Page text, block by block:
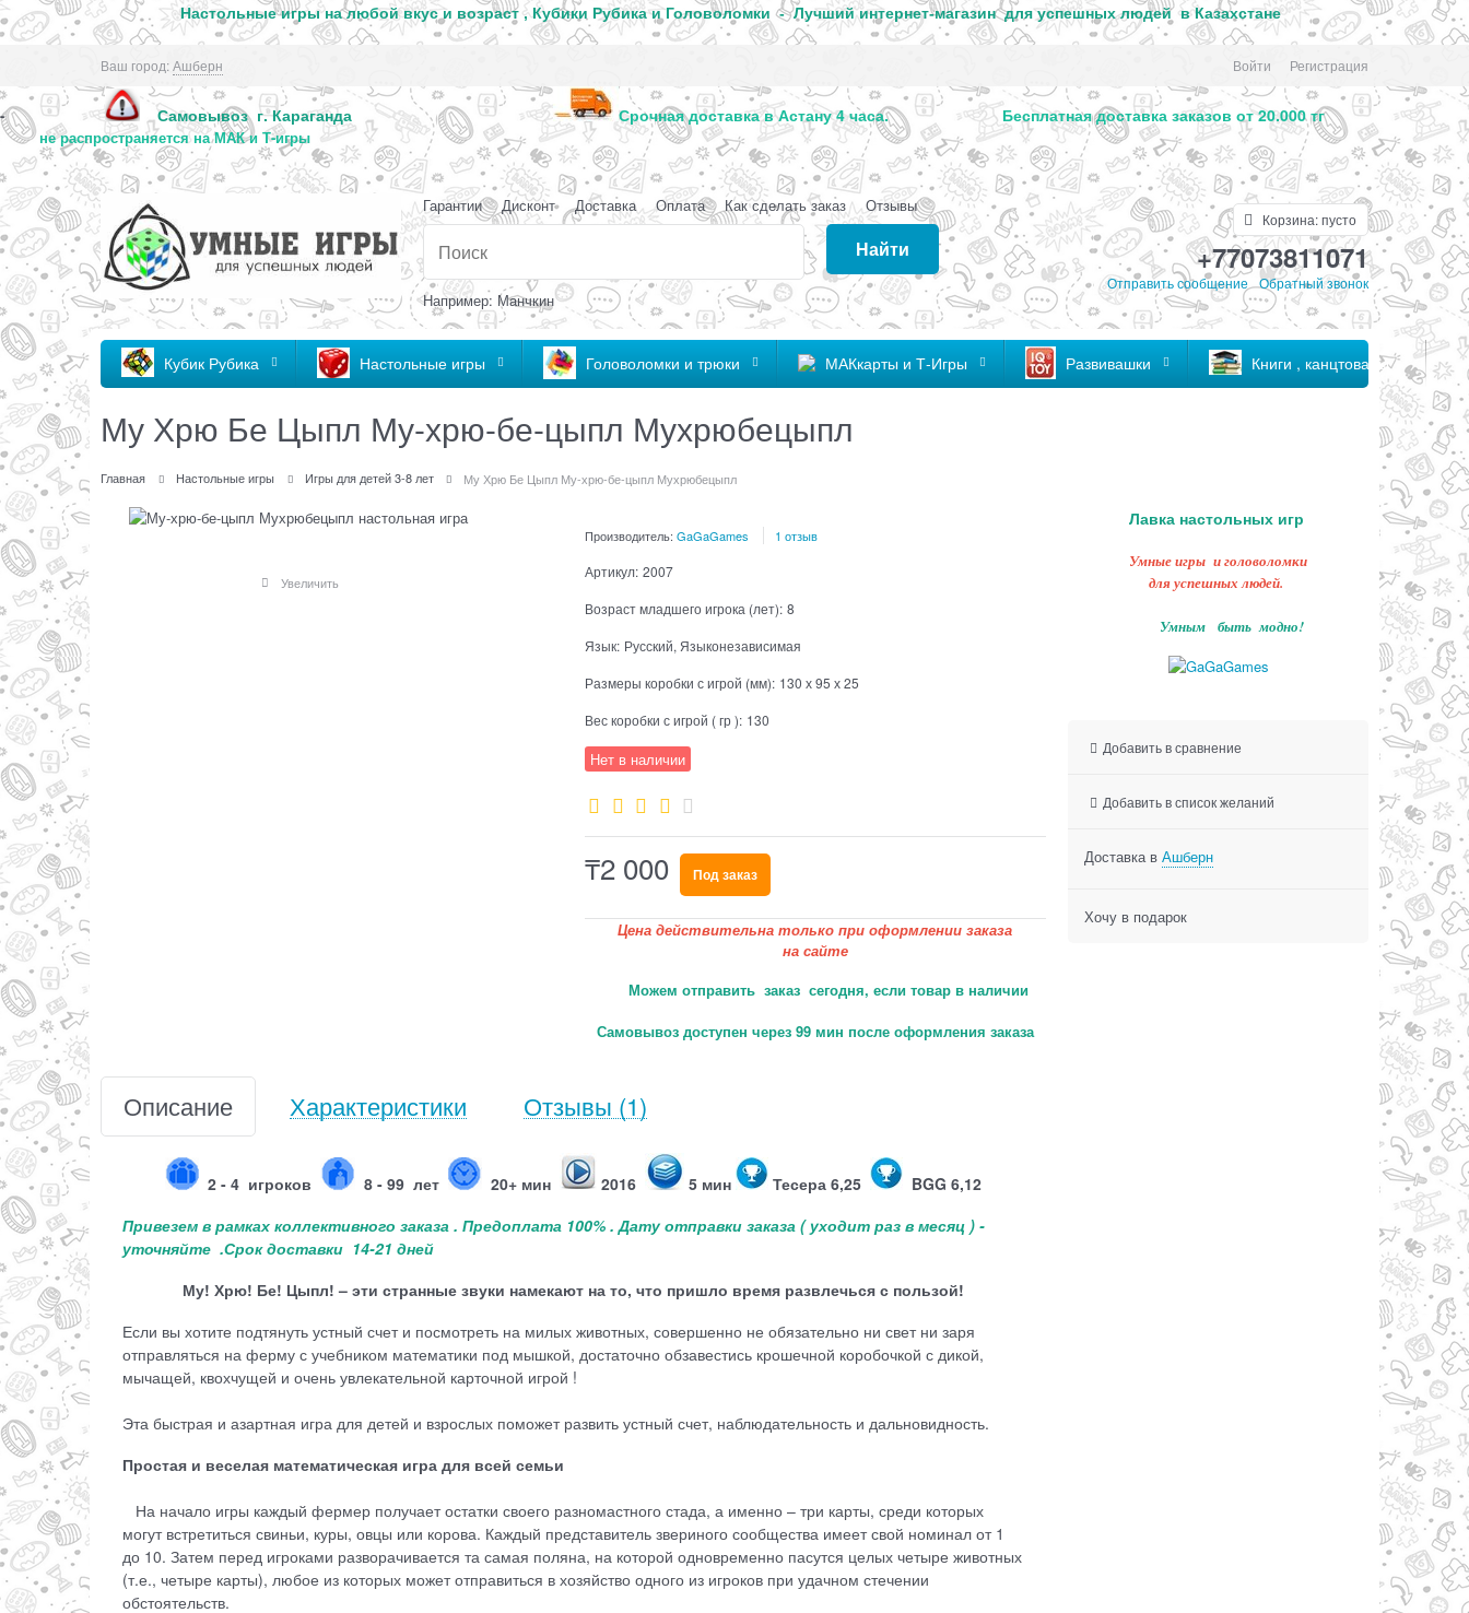
Настольные игры на любой вкус и возраст , Кубики Рубика и Головоломки - Лучший интернет-магазин для успешных людей в Казахстане
Ваш город:Ашберн Войти Регистрация
- Самовывоз г. Караганда Срочная доставка в Астану 4 часа. Бесплатная доставка заказов от 20.000 тг
не распространяется на МАК и Т-игры
Гарантии Дисконт Доставка Оплата Как сделать заказ Отзывы
Найти
Например: Манчкин
Корзина:пусто
+77073811071
Отправить сообщение Обратный звонок
Кубик Рубика Настольные игры Головоломки и трюки МАКкарты и Т-Игры Развивашки Книги , канцтовары
Му Хрю Бе Цыпл Му-хрю-бе-цыпл Мухрюбецыпл
Главная Настольные игры Игры для детей 3-8 лет Му Хрю Бе Цыпл Му-хрю-бе-цыпл Мухрюбецыпл
Увеличить
Производитель: GaGaGames 1 отзыв
Артикул: 2007
Возраст младшего игрока (лет): 8
Язык: Русский, Языконезависимая
Размеры коробки с игрой (мм): 130 х 95 х 25
Вес коробки с игрой ( гр ): 130
Нет в наличии
₸2 000 Под заказ
Цена действительна только при оформлении заказа
на сайте
Можем отправить заказ сегодня, если товар в наличии
Самовывоз доступен через 99 мин после оформления заказа
Описание Характеристики Отзывы (1)
2 - 4 игроков 8 - 99 лет 20+ мин 2016 5 мин Тесера 6,25
BGG 6,12
Привезем в рамках коллективного заказа . Предоплата 100% . Дату отправки заказа ( уходит раз в месяц ) -
уточняйте .Срок доставки 14-21 дней
Му! Хрю! Бе! Цыпл! – эти странные звуки намекают на то, что пришло время развлечься с пользой!
Если вы хотите подтянуть устный счет и посмотреть на милых животных, совершенно не обязательно ни свет ни заря
отправляться на ферму с учебником математики под мышкой, достаточно обзавестись крошечной коробочкой с дикой,
мычащей, квохчущей и очень увлекательной карточной игрой !
Эта быстрая и азартная игра для детей и взрослых поможет развить устный счет, наблюдательность и дальновидность.
Простая и веселая математическая игра для всей семьи
На начало игры каждый фермер получает остатки своего разномастного стада, а именно – три карты, среди которых
могут встретиться свиньи, куры, овцы или корова. Каждый представитель звериного сообщества имеет свой номинал от 1
до 10. Затем перед игроками разворачивается та самая поляна, на которой одновременно пасутся целых четыре животных
(т.е., четыре карты), любое из которых может отправиться в хозяйство одного из игроков при удачном стечении
обстоятельств.
Лавка настольных игр
Умные игры и головоломки
для успешных людей.
Умным быть модно!
Добавить в сравнение
Добавить в список желаний
Доставка в Ашберн
Хочу в подарок